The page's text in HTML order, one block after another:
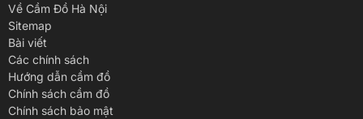
Về Cầm Đồ Hà Nội
Sitemap
Bài viết
Các chính sách
Hướng dẫn cầm đồ
Chính sách cầm đồ
Chính sách bảo mật